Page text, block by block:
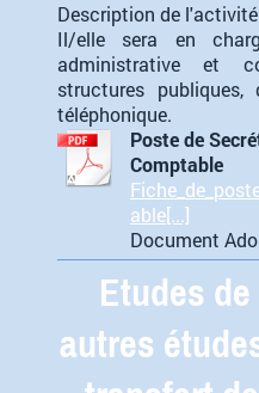
Description de
Il/elle sera en
administrative et
structures publiques,
téléphonique.
Poste de
Comptable
able[...]
Document
Etudes
autres